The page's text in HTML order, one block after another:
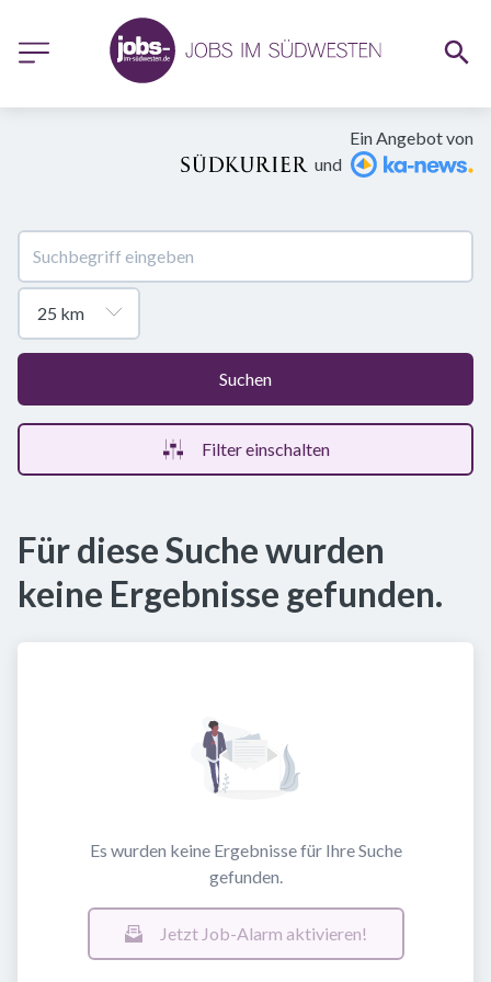
Ein Angebot von
und
Suchen
Filter einschalten
Für diese Suche wurden
keine Ergebnisse gefunden.
Es wurden keine Ergebnisse für Ihre Suche
gefunden.
Jetzt Job-Alarm aktivieren!